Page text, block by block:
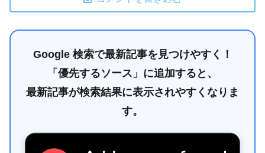
Google 検索で最新記事を見つけやすく！
「優先するソース」に追加すると、
最新記事が検索結果に表示されやすくなりま
す。